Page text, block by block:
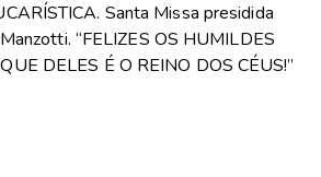
Santa Missa presidida
“FELIZES OS HUMILDES
DELES É O REINO DOS CÉUS!”